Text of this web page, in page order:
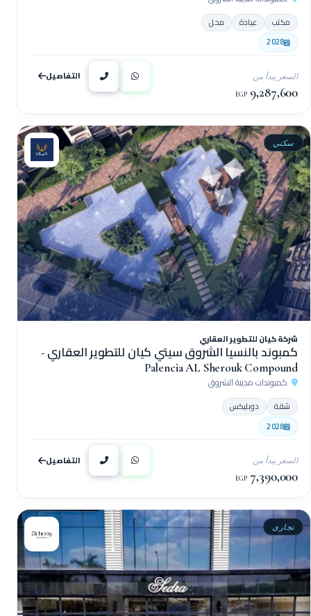
مكتب عيادة
محل
2028
السعر يبدأ من
9,287,600
EGP
التفاصيل
سكني
شركة كيان للتطوير العقاري
كمبوند بالنسيا الشروق سيتي كيان للتطوير العقاري -
Palencia AL Sherouk Compound
كمبوندات مدينة الشروق
شقة
دوبليكس
2028
السعر يبدأ من
7,390,000
EGP
التفاصيل
تجارى